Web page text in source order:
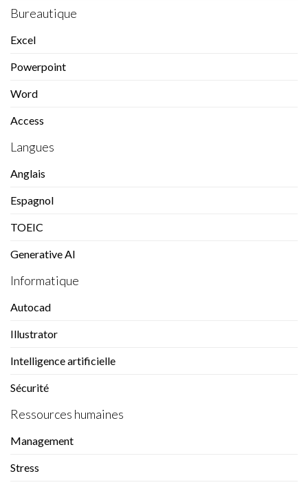
Bureautique
Excel
Powerpoint
Word
Access
Langues
Anglais
Espagnol
TOEIC
Generative AI
Informatique
Autocad
Illustrator
Intelligence artificielle
Sécurité
Ressources humaines
Management
Stress